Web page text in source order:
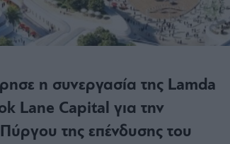
η συνεργασία της Lamda
Lane Capital για την
της επένδυσης του